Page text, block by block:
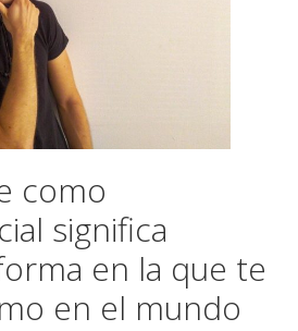
como
significa
en la que te
en el mundo